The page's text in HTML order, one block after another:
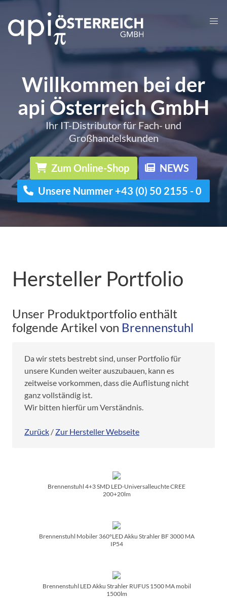
Willkommen bei der
api Österreich GmbH
Ihr IT-Distributor für Fach- und
Großhandelskunden
Zum Online-Shop
NEWS
Unsere Nummer +43 (0) 50 2155 - 0
Hersteller Portfolio
Unser Produktportfolio enthält
folgende Artikel von Brennenstuhl
Da wir stets bestrebt sind, unser Portfolio für
unsere Kunden weiter auszubauen, kann es
zeitweise vorkommen, dass die Auflistung nicht
ganz vollständig ist.
Wir bitten hierfür um Verständnis.
Zurück / Zur Hersteller Webseite
Brennenstuhl 4+3 SMD LED-Universalleuchte CREE
200+20lm
Brennenstuhl Mobiler 360°LED Akku Strahler BF 3000 MA
IP54
Brennenstuhl LED Akku Strahler RUFUS 1500 MA mobil
1500lm